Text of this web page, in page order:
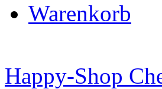
Warenkorb
Happy-Shop